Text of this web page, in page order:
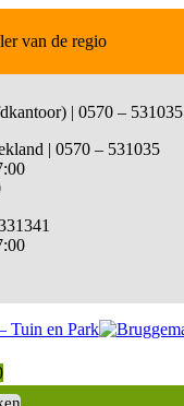
van de regio
| 0570 – 531035
| 0570 – 531035